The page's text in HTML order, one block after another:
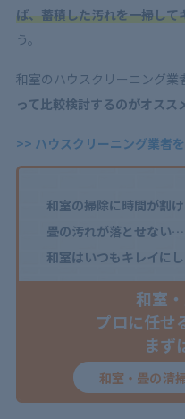
ば、蓄積した汚れを一掃し
う。
和室のハウスクリーニング業
って比較検討するのがオスス
>> ハウスクリーニング業者
和室の掃除に時間が割
畳の汚れが落とせない…
和室はいつもキレイに
和室
プロに任せ
まず
和室・畳の清